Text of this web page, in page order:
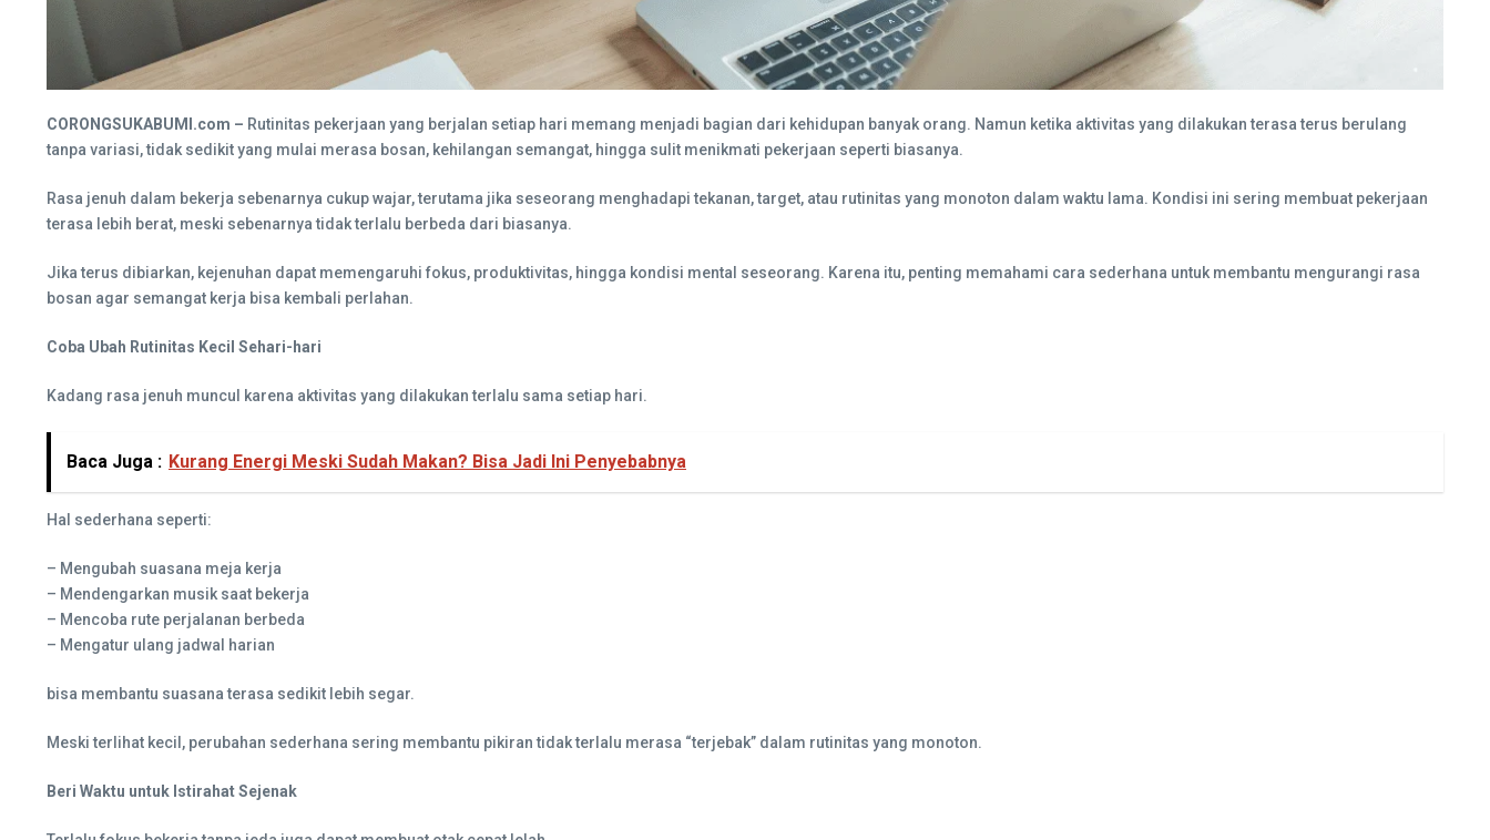
CORONGSUKABUMI.com – Rutinitas pekerjaan yang berjalan setiap hari memang menjadi bagian dari kehidupan banyak orang. Namun ketika aktivitas yang dilakukan terasa terus berulang
tanpa variasi, tidak sedikit yang mulai merasa bosan, kehilangan semangat, hingga sulit menikmati pekerjaan seperti biasanya.
Rasa jenuh dalam bekerja sebenarnya cukup wajar, terutama jika seseorang menghadapi tekanan, target, atau rutinitas yang monoton dalam waktu lama. Kondisi ini sering membuat pekerjaan
terasa lebih berat, meski sebenarnya tidak terlalu berbeda dari biasanya.
Jika terus dibiarkan, kejenuhan dapat memengaruhi fokus, produktivitas, hingga kondisi mental seseorang. Karena itu, penting memahami cara sederhana untuk membantu mengurangi rasa
bosan agar semangat kerja bisa kembali perlahan.
Coba Ubah Rutinitas Kecil Sehari-hari
Kadang rasa jenuh muncul karena aktivitas yang dilakukan terlalu sama setiap hari.
Baca Juga : Kurang Energi Meski Sudah Makan? Bisa Jadi Ini Penyebabnya
Hal sederhana seperti:
– Mengubah suasana meja kerja
– Mendengarkan musik saat bekerja
– Mencoba rute perjalanan berbeda
– Mengatur ulang jadwal harian
bisa membantu suasana terasa sedikit lebih segar.
Meski terlihat kecil, perubahan sederhana sering membantu pikiran tidak terlalu merasa “terjebak” dalam rutinitas yang monoton.
Beri Waktu untuk Istirahat Sejenak